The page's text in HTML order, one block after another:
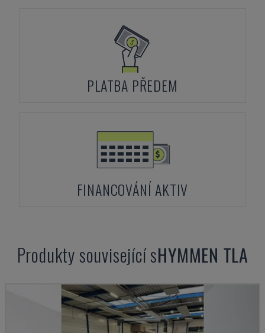
PLATBA PŘEDEM
FINANCOVÁNÍ AKTIV
Produkty související sHYMMEN TLA